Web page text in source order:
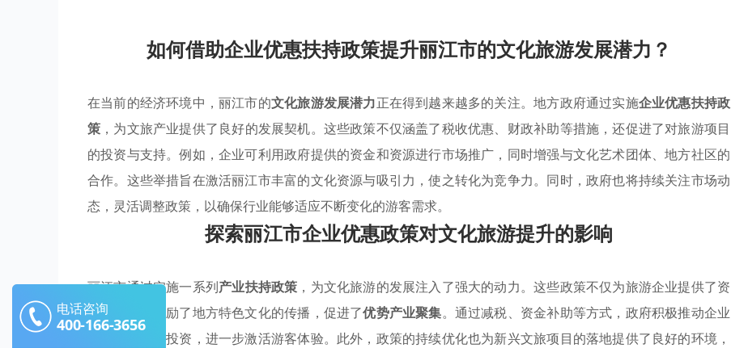
如何借助企业优惠扶持政策提升丽江市的文化旅游发展潜力？
在当前的经济环境中，丽江市的文化旅游发展潜力正在得到越来越多的关注。地方政府通过实施企业优惠扶持政
策 ，为文旅产业提供了良好的发展契机。这些政策不仅涵盖了税收优惠、财政补助等措施，还促进了对旅游项目
的投资与支持。例如，企业可利用政府提供的资金和资源进行市场推广，同时增强与文化艺术团体、地方社区的
合作。这些举措旨在激活丽江市丰富的文化资源与吸引力，使之转化为竞争力。同时，政府也将持续关注市场动
态，灵活调整政策，以确保行业能够适应不断变化的游客需求。
探索丽江市企业优惠政策对文化旅游提升的影响
丽江市通过实施一系列产业扶持政策 ，为文化旅游的发展注入了强大的动力。这些政策不仅为旅游企业提供了资
金支持，还鼓励了地方特色文化的传播，促进了优势产业聚集。通过减税、资金补助等方式，政府积极推动企业
在文旅领域的投资，进一步激活游客体验。此外，政策的持续优化也为新兴文旅项目的落地提供了良好的环境，
电话咨询
400-166-3656